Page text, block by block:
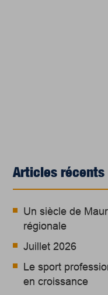
Articles récents
Un siècle de
régionale
Juillet 2026
Le sport
en croissance